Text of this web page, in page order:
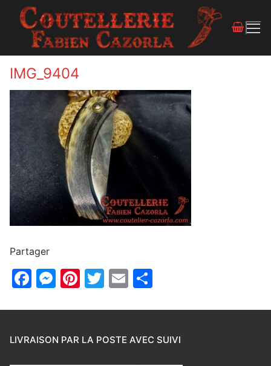
IMG_9404
Partager
Facebook
Messenger
Pinterest
Twitter
Email
LIVRAISON PAR LA POSTE AVEC SUIVI